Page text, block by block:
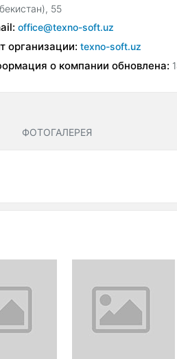
55
office@texno-soft.uz
организации: texno-soft.uz
о компании обновлена:
ФОТОГАЛЕРЕЯ